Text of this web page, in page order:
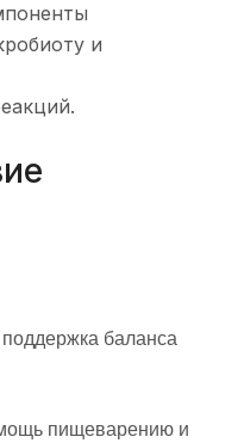
и
баланса
пищеварению и